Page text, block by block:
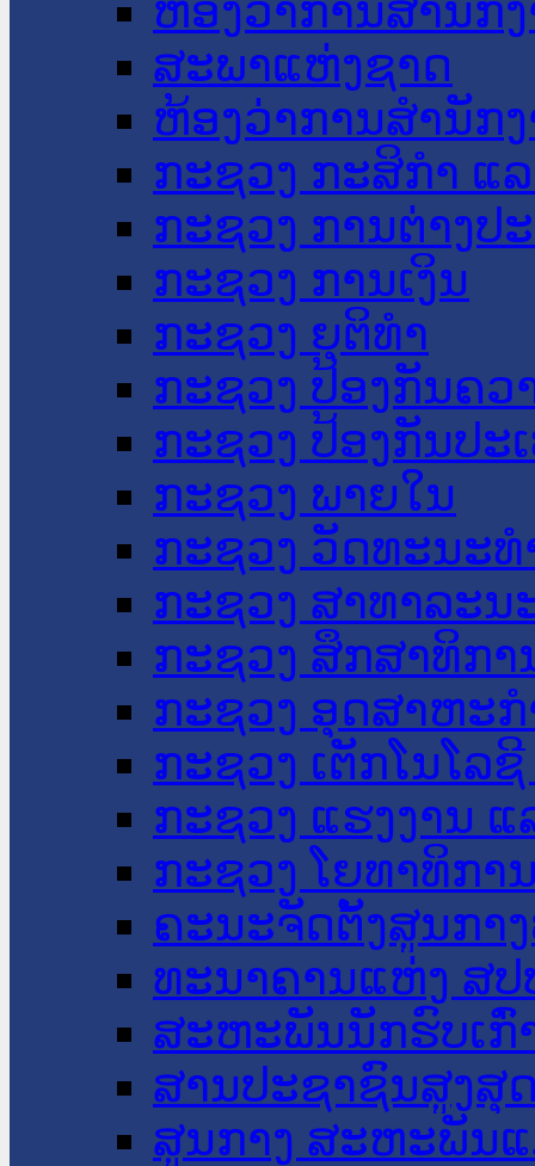
ຫ້ອງວ່າການສໍານັກ
ສະພາແຫ່ງຊາດ
ຫ້ອງວ່າການສຳນັກ
ກະຊວງ ກະສິກຳ ແ
ກະຊວງ ການຕ່າງປ
ກະຊວງ ການເງິນ
ກະຊວງ ຍຸຕິທໍາ
ກະຊວງ ປ້ອງກັນຄວ
ກະຊວງ ປ້ອງກັນປະ
ກະຊວງ ພາຍໃນ
ກະຊວງ ວັດທະນະ
ກະຊວງ ສາທາລະນ
ກະຊວງ ສຶກສາທິກາ
ກະຊວງ ອຸດສາຫະ
ກະຊວງ ເຕັກໂນໂລ
ກະຊວງ ແຮງງານ
ກະຊວງ ໂຍທາທິກາ
ຄະນະຈັດຕັ້ງສູນກາ
ທະນາຄານແຫ່ງ ສປ
ສະຫະພັນນັກຮົບເກົ່
ສານປະຊາຊົນສູງສຸ
ສູນກາງ ສະຫະພັນ